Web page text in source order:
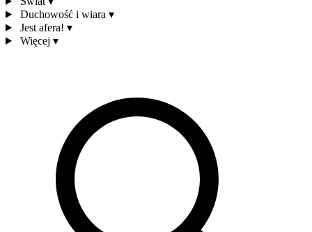
Duchowość i wiara ▾
Jest afera! ▾
Więcej ▾